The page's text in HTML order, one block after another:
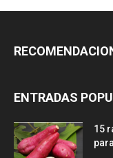
ENTRADAS
15